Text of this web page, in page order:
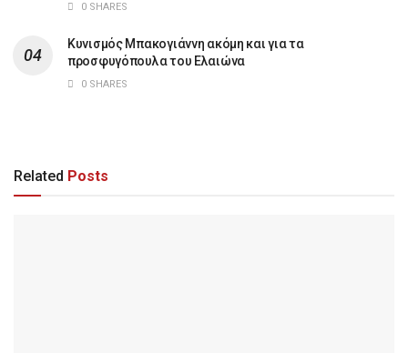
0 SHARES
Κυνισμός Μπακογιάννη ακόμη και για τα
προσφυγόπουλα του Ελαιώνα
0 SHARES
Related Posts